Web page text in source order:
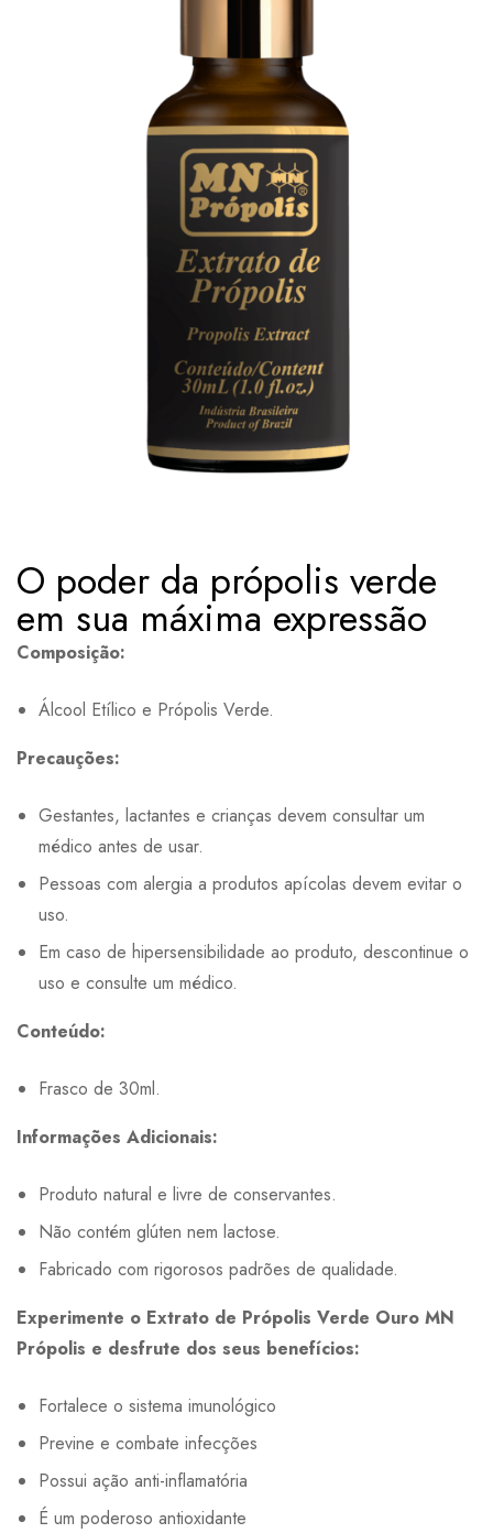
O poder da própolis verde
em sua máxima expressão
Composição:
Álcool Etílico e Própolis Verde.
Precauções:
Gestantes, lactantes e crianças devem consultar um
médico antes de usar.
Pessoas com alergia a produtos apícolas devem evitar o
uso.
Em caso de hipersensibilidade ao produto, descontinue o
uso e consulte um médico.
Conteúdo:
Frasco de 30ml.
Informações Adicionais:
Produto natural e livre de conservantes.
Não contém glúten nem lactose.
Fabricado com rigorosos padrões de qualidade.
Experimente o Extrato de Própolis Verde Ouro MN
Própolis e desfrute dos seus benefícios:
Fortalece o sistema imunológico
Previne e combate infecções
Possui ação anti-inflamatória
É um poderoso antioxidante